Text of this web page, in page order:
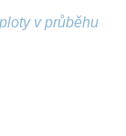
v průběhu